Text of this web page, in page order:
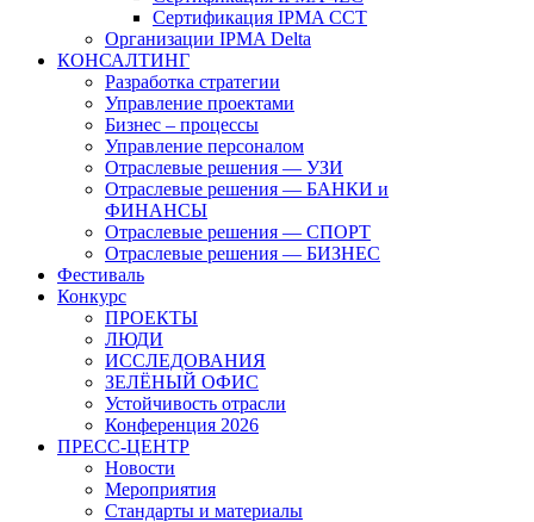
Сертификация IPMA CCT
Организации IPMA Delta
КОНСАЛТИНГ
Разработка стратегии
Управление проектами
Бизнес – процессы
Управление персоналом
Отраслевые решения — УЗИ
Отраслевые решения — БАНКИ и
ФИНАНСЫ
Отраслевые решения — СПОРТ
Отраслевые решения — БИЗНЕС
Фестиваль
Конкурс
ПРОЕКТЫ
ЛЮДИ
ИССЛЕДОВАНИЯ
ЗЕЛЁНЫЙ ОФИС
Устойчивость отрасли
Конференция 2026
ПРЕСС-ЦЕНТР
Новости
Мероприятия
Стандарты и материалы